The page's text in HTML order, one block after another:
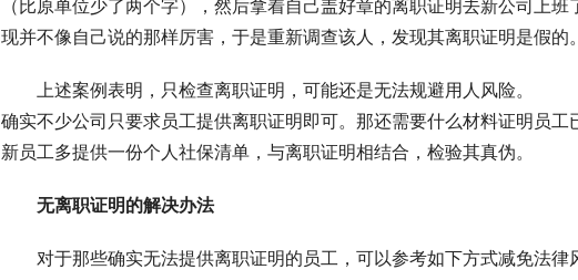
（比原单位少了两个字），然后拿着自己盖好章的离职证明去新公司上
现并不像自己说的那样厉害，于是重新调查该人，发现其离职证明是假的。
上述案例表明，只检查离职证明，可能还是无法规避用人风险。
确实不少公司只要求员工提供离职证明即可。那还需要什么材料证明员
新员工多提供一份个人社保清单，与离职证明相结合，检验其真伪。
无离职证明的解决办法
对于那些确实无法提供离职证明的员工，可以参考如下方式减免法律